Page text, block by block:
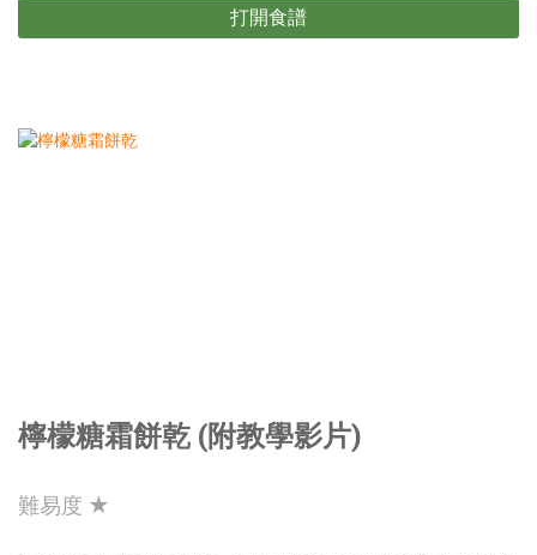
打開食譜
檸檬糖霜餅乾 (附教學影片)
難易度 ★